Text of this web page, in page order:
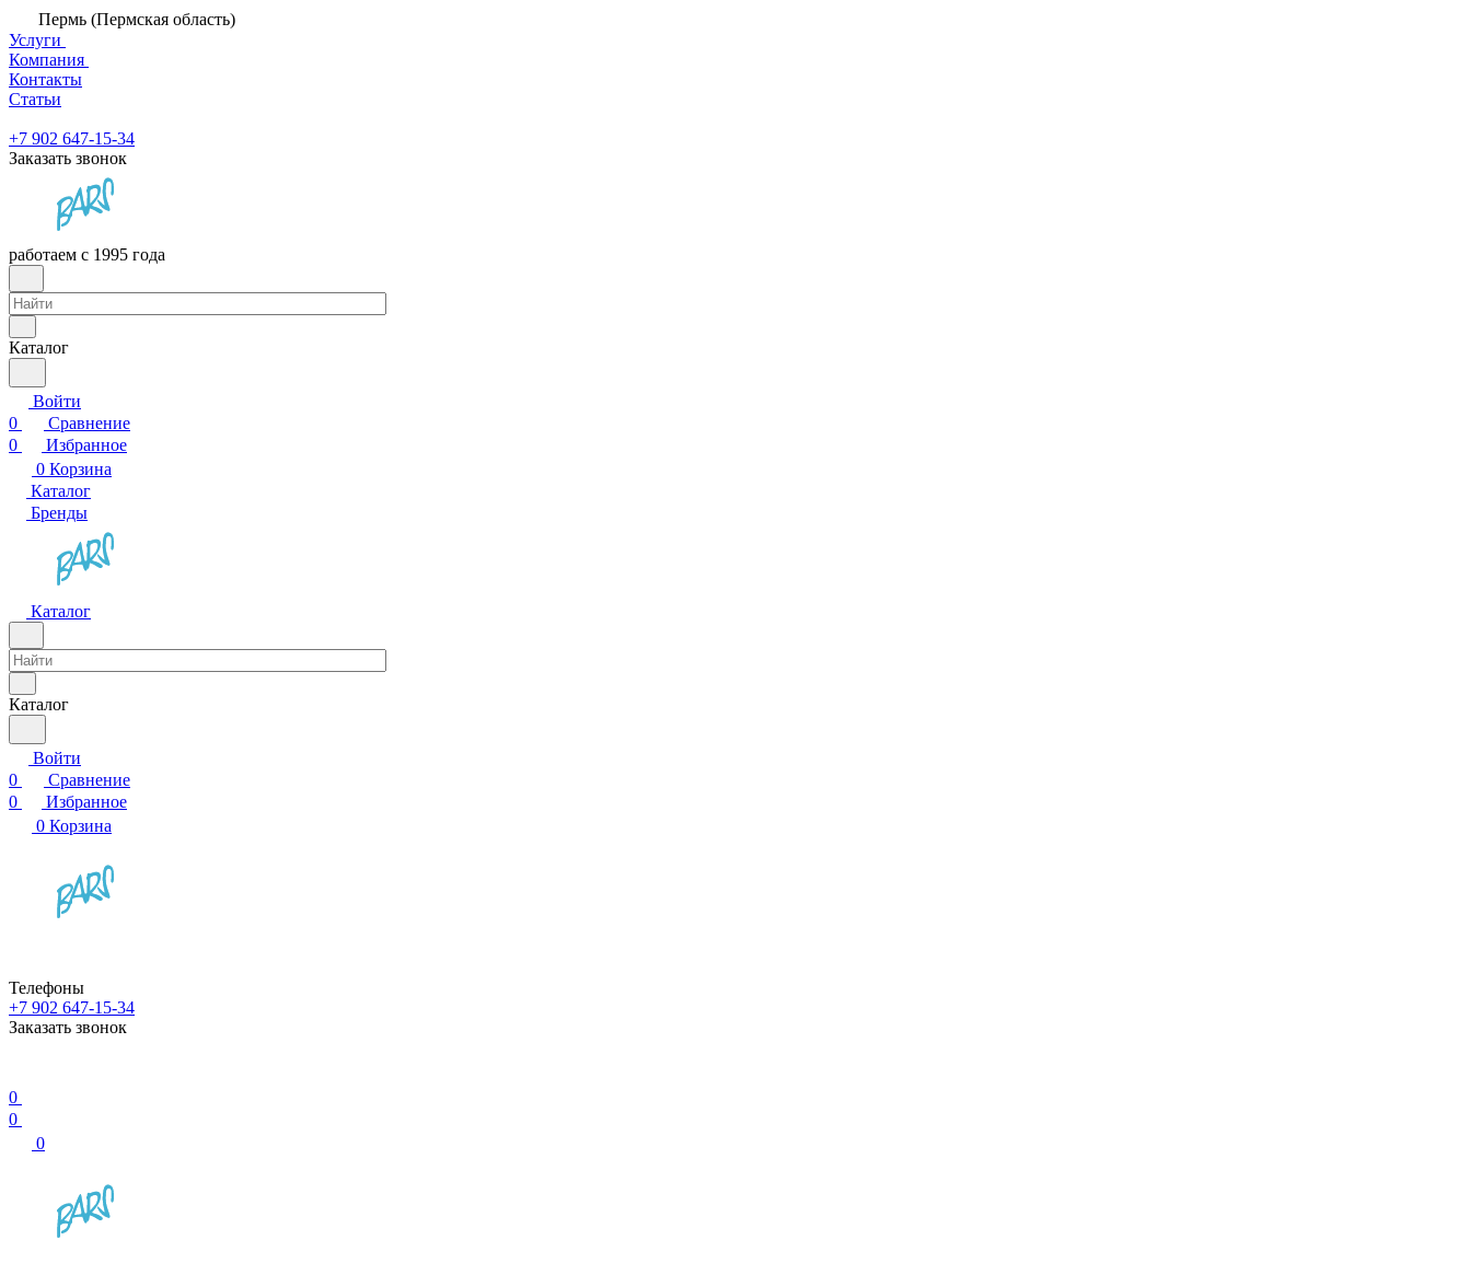
Пермь (Пермская область)
Услуги
Компания
Контакты
Статьи
+7 902 647-15-34
Заказать звонок
работаем с 1995 года
Каталог
Войти
0
Сравнение
0
Избранное
0 Корзина
Каталог
Бренды
Каталог
Каталог
Войти
0
Сравнение
0
Избранное
0 Корзина
Телефоны
+7 902 647-15-34
Заказать звонок
0
0
0